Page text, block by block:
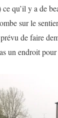
ce qu’il y a de
sur le
de faire
un endroit